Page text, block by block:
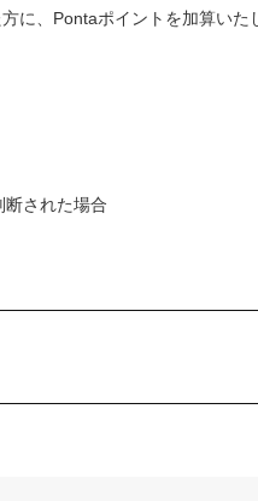
に、Pontaポイントを加算いた
された場合